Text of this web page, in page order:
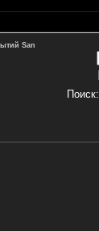
San
Поиск: